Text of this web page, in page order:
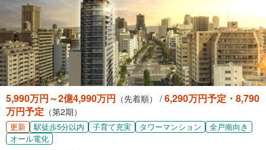
5,990万円～2億4,990万円 （先着順） / 6,290万円予定・8,790
万円予定 （第2期）
更新 駅徒歩5分以内 子育て充実 タワーマンション
全戸南向き
オール電化